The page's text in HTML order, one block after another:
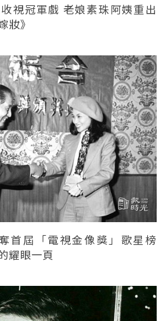
視冠軍戲 老娘素珠阿姨重出
妝》
首屆「電視金像獎」歌星榜
耀眼一頁